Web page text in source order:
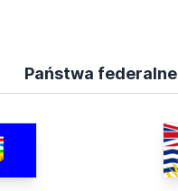
Państwa federalne